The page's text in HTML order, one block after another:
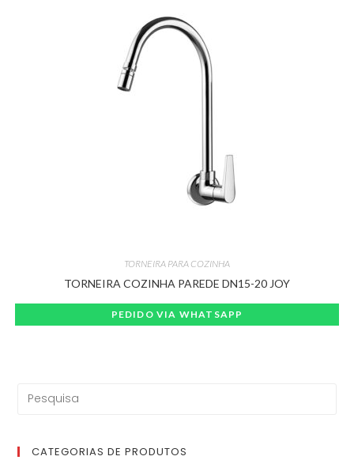
TORNEIRA PARA COZINHA
TORNEIRA COZINHA PAREDE DN15-20 JOY
PEDIDO VIA WHATSAPP
CATEGORIAS DE PRODUTOS